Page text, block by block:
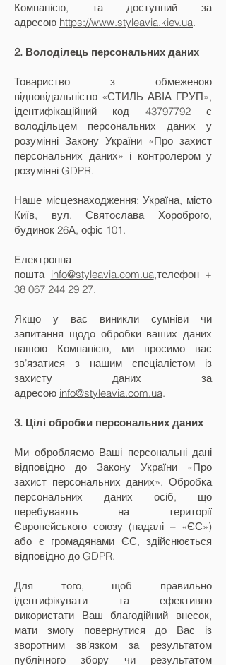
Компанією, та доступний за
адресою https://www.styleavia.kiev.ua.
2. Володілець персональних даних
Товариство з обмеженою
відповідальністю «СТИЛЬ АВІА ГРУП»,
ідентифікаційний код 43797792є
володільцем персональних даних у
розумінні Закону України «Про захист
персональних даних» і контролером у
розумінні GDPR.
Наше місцезнаходження: Україна, місто
Київ, вул. Святослава Хороброго,
будинок 26А, офіс 101.
Електронна
пошта info@styleavia.com.ua,телефон +
38 067 244 29 27.
Якщо у вас виникли сумніви чи
запитання щодо обробки ваших даних
нашою Компанією, ми просимо вас
зв’язатися з нашим спеціалістом із
захисту даних за
адресою info@styleavia.com.ua.
3. Цілі обробки персональних даних
Ми обробляємо Ваші персональні дані
відповідно до Закону України «Про
захист персональних даних». Обробка
персональних даних осіб, що
перебувають на території
Європейського союзу (надалі – «ЄС»)
або є громадянами ЄС, здійснюється
відповідно до GDPR.
Для того, щоб правильно
ідентифікувати та ефективно
використати Ваш благодійний внесок,
мати змогу повернутися до Вас із
зворотним зв’язком за результатом
публічного збору чи результатом